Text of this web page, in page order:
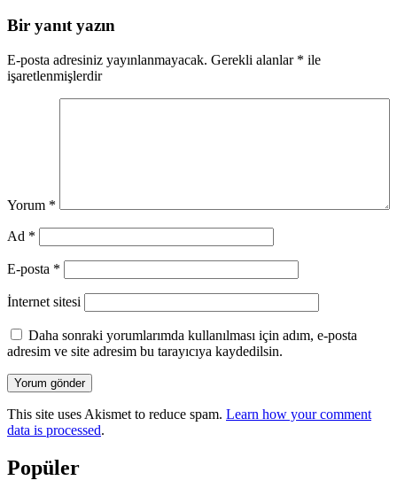
Bir yanıt yazın
E-posta adresiniz yayınlanmayacak. Gerekli alanlar * ile
işaretlenmişlerdir
Yorum *
Ad *
E-posta *
İnternet sitesi
Daha sonraki yorumlarımda kullanılması için adım, e-posta
adresim ve site adresim bu tarayıcıya kaydedilsin.
Yorum gönder
This site uses Akismet to reduce spam. Learn how your comment
data is processed.
Popüler